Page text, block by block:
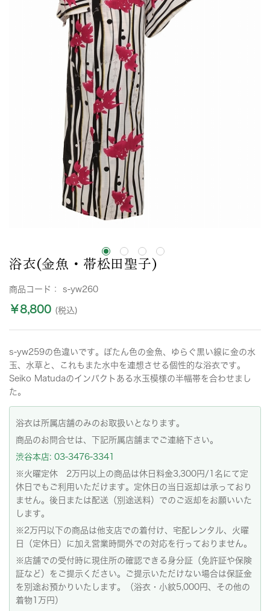
浴衣(金魚・帯松田聖子)
商品コード： s-yw260
￥8,800 (税込)
s-yw259の色違いです。ぼたん色の金魚、ゆらぐ黒い線に金の水
玉、水草と、これもまた水中を連想させる個性的な浴衣です。
Seiko Matudaのインパクトある水玉模様の半幅帯を合わせまし
た。
浴衣は所属店舗のみのお取扱いとなります。
商品のお問合せは、下記所属店舗までご連絡下さい。
渋谷本店: 03-3476-3341
※火曜定休 2万円以上の商品は休日料金3,300円/1名にて定
休日でもご利用いただけます。定休日の当日返却は承っており
ません。後日または配送（別途送料）でのご返却をお願いいた
します。
※2万円以下の商品は他支店での着付け、宅配レンタル、火曜
日（定休日）に加え営業時間外での対応を行っておりません。
※店舗での受付時に現住所の確認できる身分証（免許証や保険
証など）をご提示ください。ご提示いただけない場合は保証金
を別途お預かりいたします。（浴衣・小紋5,000円、その他の
着物1万円）